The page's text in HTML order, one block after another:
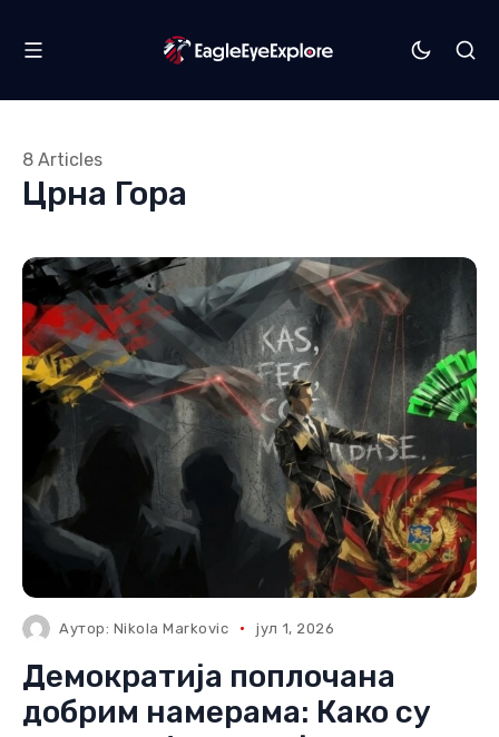
Црна Гора
8 Articles
Аутор: Nikola Markovic јул 1, 2026
Демократија поплочана
добрим намерама: Како су